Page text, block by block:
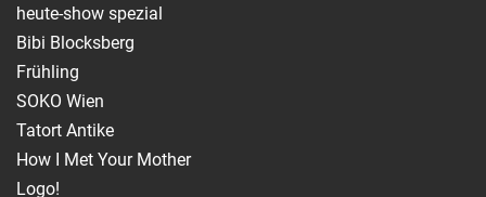
heute-show spezial
Bibi Blocksberg
Frühling
SOKO Wien
Tatort Antike
How I Met Your Mother
Logo!